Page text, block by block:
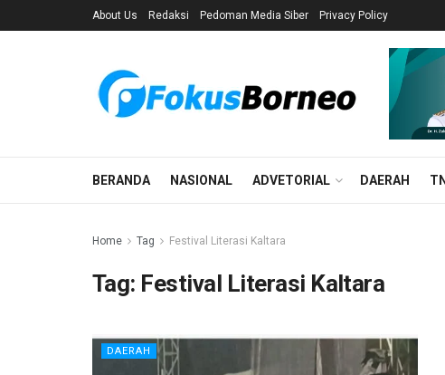
About Us Redaksi Pedoman Media Siber Privacy Policy
BERANDA NASIONAL ADVETORIAL DAERAH
Home Tag Festival Literasi Kaltara
Tag: Festival Literasi Kaltara
DAERAH